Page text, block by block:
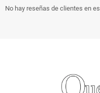
No hay reseñas de clientes en